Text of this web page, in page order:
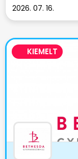
2026. 07. 16.
KIEMELT